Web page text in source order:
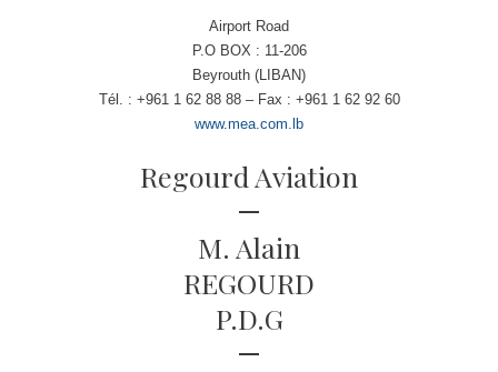
Airport Road
P.O BOX : 11-206
Beyrouth (LIBAN)
Tél. : +961 1 62 88 88 – Fax : +961 1 62 92 60
www.mea.com.lb
Regourd Aviation
M. Alain
REGOURD
P.D.G